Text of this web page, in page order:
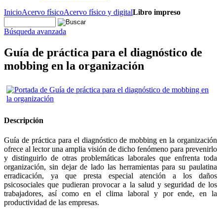
InicioAcervo físicoAcervo físico y digitalLibro impreso
Búsqueda avanzada
Guía de práctica para el diagnóstico de
mobbing en la organización
Descripción
Guía de práctica para el diagnóstico de mobbing en la organización
ofrece al lector una amplia visión de dicho fenómeno para prevenirlo
y distinguirlo de otras problemáticas laborales que enfrenta toda
organización, sin dejar de lado las herramientas para su paulatina
erradicación, ya que presta especial atención a los daños
psicosociales que pudieran provocar a la salud y seguridad de los
trabajadores, así como en el clima laboral y por ende, en la
productividad de las empresas.